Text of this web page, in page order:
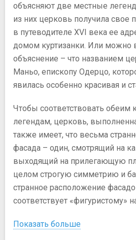
объясняют две местные
из них церковь получила свое
в путеводителе XVI века ее
домом куртизанки. Или можно
объяснение – что названием
Маньо, епископу Одерцо,
явилась особенно красивая и
Чтобы соответствовать
легендам, церковь,
также имеет, что весьма
фасада – один, смотрящий на
выходящий на прилегающую
целом строгую симметрию и
странное расположение
соответствует «фигуристому»
Показать больше